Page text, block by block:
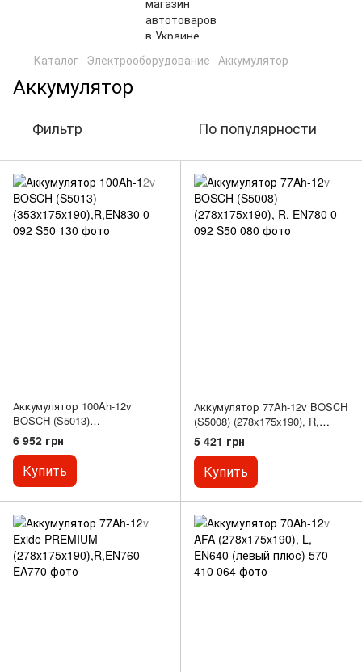
Каталог Электрооборудование Аккумулятор
Аккумулятор
Фильтр По популярности
Аккумулятор 100Ah-12v
BOSCH (S5013)
(353x175x190),R,EN830
6 952 грн
Купить
Аккумулятор 77Ah-12v BOSCH
(S5008) (278x175x190), R,
EN780
5 421 грн
Купить